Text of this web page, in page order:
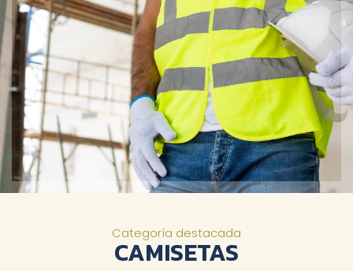
Categoría destacada
CAMISETAS